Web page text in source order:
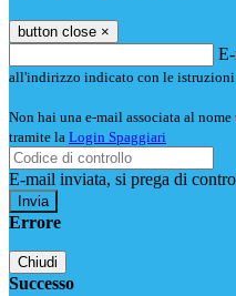
button close ×
all'indirizzo indicato con le istruzioni
Non hai una e-mail associata al
tramite la Login Spaggiari
E-mail inviata, si prega di
Errore
Chiudi
Successo